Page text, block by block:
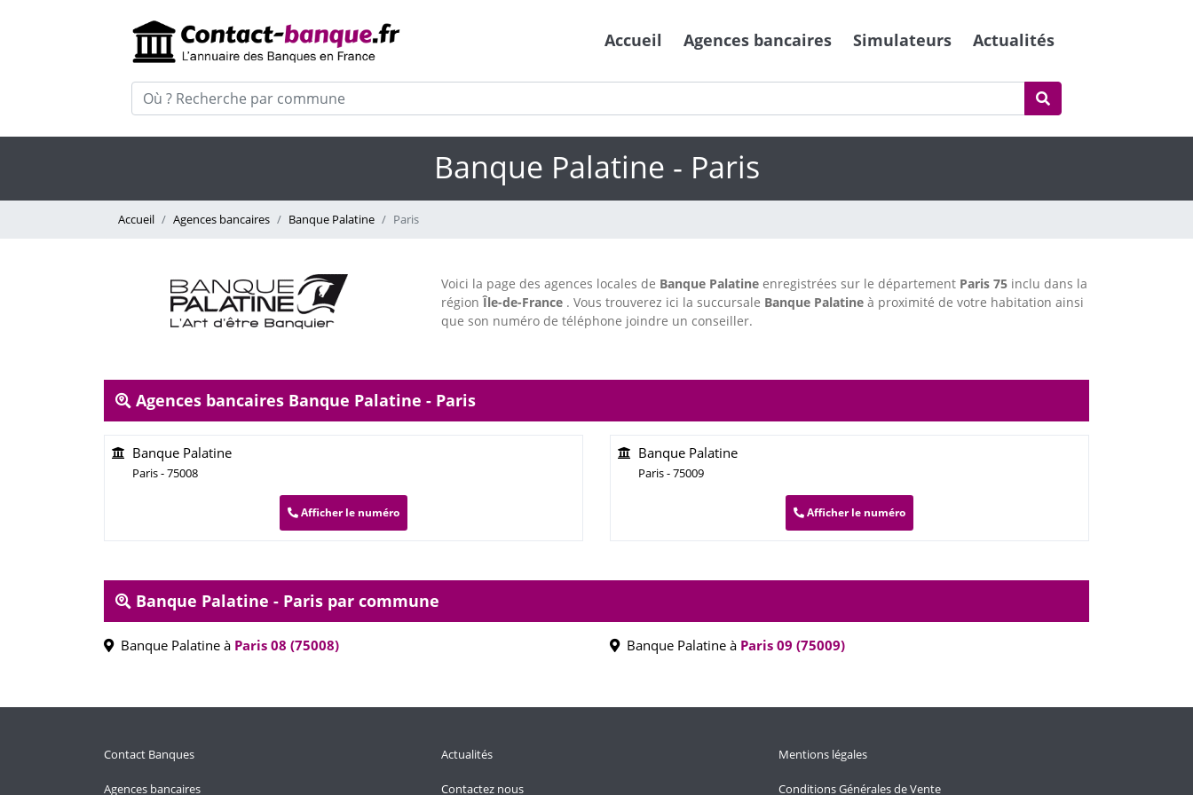
Accueil Agences bancaires Simulateurs Actualités
Banque Palatine - Paris
Accueil Agences bancaires Banque Palatine Paris
Voici la page des agences locales de Banque Palatine enregistrées sur le département Paris 75 inclu dans la
régionÎle-de-France . Vous trouverez ici la succursale Banque Palatine à proximité de votre habitation ainsi
que son numéro de téléphone joindre un conseiller.
Agences bancaires Banque Palatine - Paris
Banque Palatine
Paris - 75008
Afficher le numéro
Banque Palatine
Paris - 75009
Afficher le numéro
Banque Palatine - Paris par commune
Banque Palatine à Paris 08 (75008) Banque Palatine à Paris 09 (75009)
Contact Banques
Agences bancaires
Actualités
Contactez nous
Mentions légales
Conditions Générales de Vente